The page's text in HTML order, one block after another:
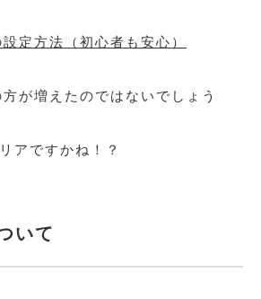
定方法（初心者も安心）
が増えたのではないでしょう
アですかね！？
いて